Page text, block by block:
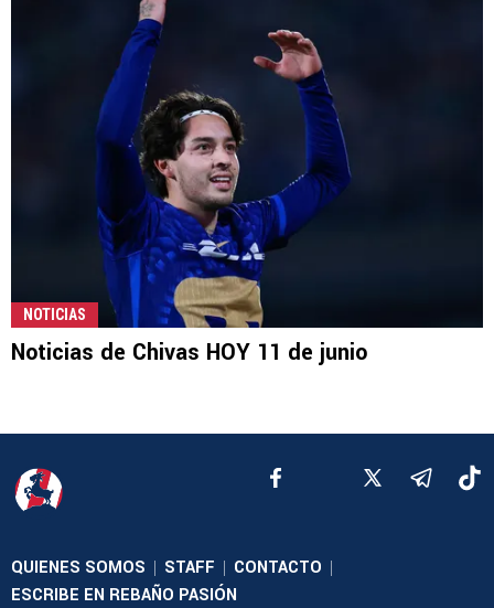
NOTICIAS
Noticias de Chivas HOY 11 de junio
QUIENES SOMOS | STAFF | CONTACTO |
ESCRIBE EN REBAÑO PASIÓN